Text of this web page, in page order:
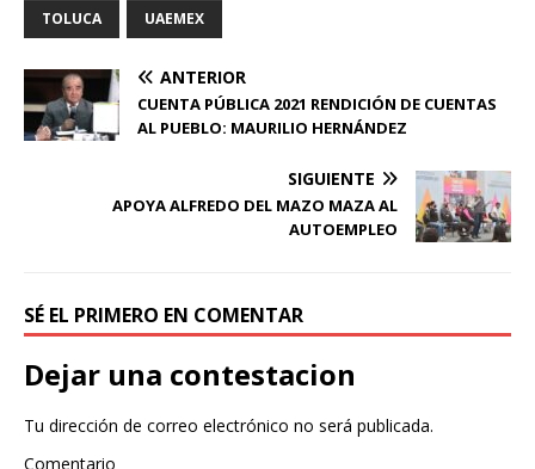
TOLUCA UAEMEX
ANTERIOR
CUENTA PÚBLICA 2021 RENDICIÓN DE CUENTAS
AL PUEBLO: MAURILIO HERNÁNDEZ
SIGUIENTE
APOYA ALFREDO DEL MAZO MAZAAL
AUTOEMPLEO
SÉ EL PRIMERO EN COMENTAR
Dejar una contestacion
Tu dirección de correo electrónico no será publicada.
Comentario